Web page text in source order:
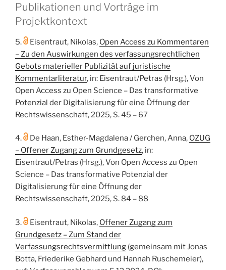
Publikationen und Vorträge im
Projektkontext
5. Eisentraut, Nikolas, Open Access zu Kommentaren
– Zu den Auswirkungen des verfassungsrechtlichen
Gebots materieller Publizität auf juristische
Kommentarliteratur, in: Eisentraut/Petras (Hrsg.), Von
Open Access zu Open Science – Das transformative
Potenzial der Digitalisierung für eine Öffnung der
Rechtswissenschaft, 2025, S. 45 – 67
4. De Haan, Esther-Magdalena / Gerchen, Anna, OZUG
– Offener Zugang zum Grundgesetz, in:
Eisentraut/Petras (Hrsg.), Von Open Access zu Open
Science – Das transformative Potenzial der
Digitalisierung für eine Öffnung der
Rechtswissenschaft, 2025, S. 84 – 88
3. Eisentraut, Nikolas, Offener Zugang zum
Grundgesetz – Zum Stand der
Verfassungsrechtsvermittlung (gemeinsam mit Jonas
Botta, Friederike Gebhard und Hannah Ruschemeier),